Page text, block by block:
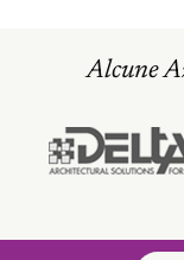
Alcune